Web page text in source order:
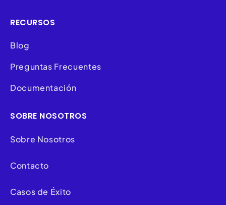
RECURSOS
Blog
Preguntas Frecuentes
Documentación
SOBRE NOSOTROS
Sobre Nosotros
Contacto
Casos de Éxito